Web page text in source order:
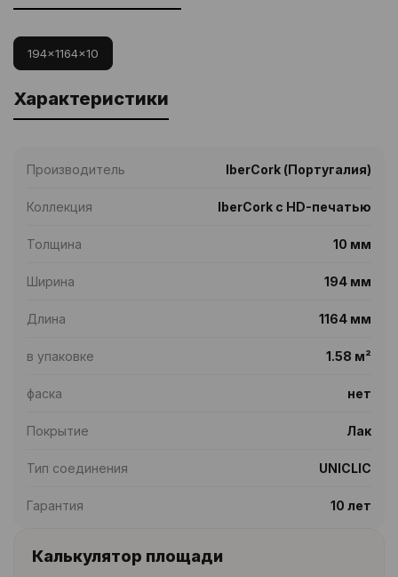
194x1164x10
Характеристики
Производитель IberCork (Португалия)
Коллекция IberCork с HD-печатью
Толщина 10 мм
Ширина 194 мм
Длина 1164 мм
в упаковке 1.58 м²
фаска нет
Покрытие Лак
Тип соединения UNICLIC
Гарантия 10 лет
Калькулятор площади